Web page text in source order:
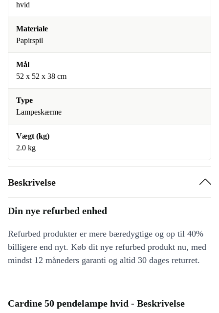
hvid
Materiale
Papirspil
Mål
52 x 52 x 38 cm
Type
Lampeskærme
Vægt (kg)
2.0 kg
Beskrivelse
Din nye refurbed enhed
Refurbed produkter er mere bæredygtige og op til 40%
billigere end nyt. Køb dit nye refurbed produkt nu, med
mindst 12 måneders garanti og altid 30 dages returret.
Cardine 50 pendelampe hvid - Beskrivelse